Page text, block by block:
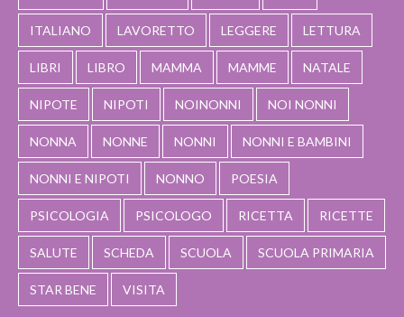
ITALIANO LAVORETTO LEGGERE LETTURA
LIBRI LIBRO MAMMA MAMME NATALE
NIPOTE NIPOTI NOINONNI NOI NONNI
NONNA NONNE NONNI NONNI E BAMBINI
NONNI E NIPOTI NONNO POESIA
PSICOLOGIA PSICOLOGO RICETTA RICETTE
SALUTE SCHEDA SCUOLA SCUOLA PRIMARIA
STAR BENE VISITA